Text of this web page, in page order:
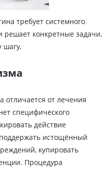
требует системного
решает конкретные задачи,
шагу.
отличается от лечения
специфического
действие
истощённый
купировать
Процедура